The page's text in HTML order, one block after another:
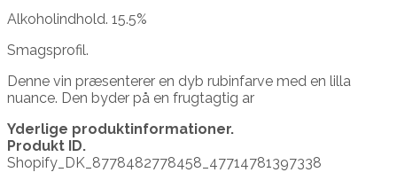
Alkoholindhold. 15.5%
Smagsprofil.
Denne vin præsenterer en dyb rubinfarve med en lilla
nuance. Den byder på en frugtagtig ar
Yderlige produktinformationer.
Produkt ID.
Shopify_DK_8778482778458_47714781397338